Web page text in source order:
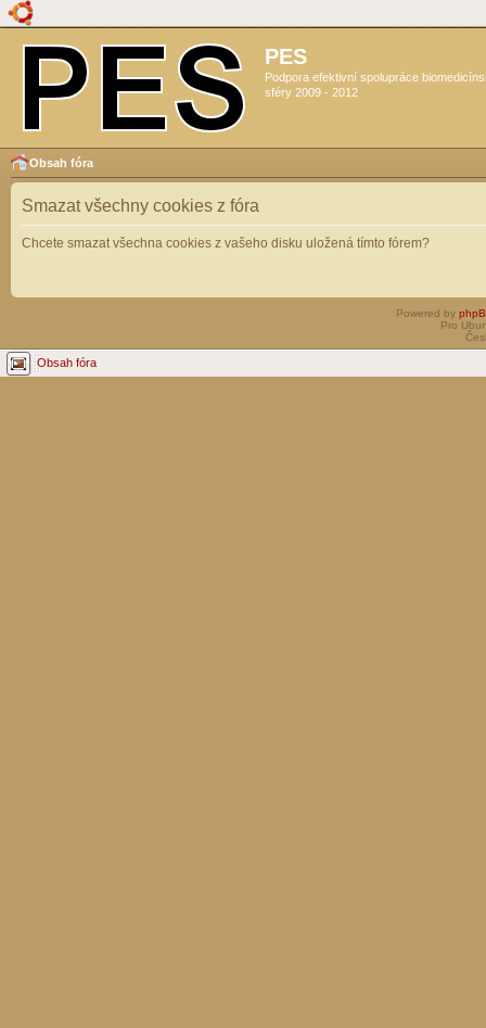
PES
Podpora efektivní spolupráce
sféry 2009 - 2012
Obsah fóra
Smazat všechny cookies z fóra
Chcete smazat všechna cookies z vašeho disku uložená tímto fórem?
Powered by
Pro
Obsah fóra